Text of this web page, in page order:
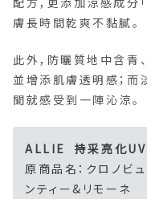
膚長時間乾爽不黏膩。
此外，防曬質地中含青
並增添肌膚透明感；
聞就感受到一陣沁涼。
ALLIE 持采亮化UV
原商品名：クロノビ
ンティー&リモーネ